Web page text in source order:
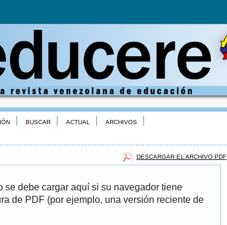
BUSCAR ACTUAL ARCHIVOS
DESCARGAR EL ARCHIVO PDF
se debe cargar aquí si su navegador tiene
de PDF (por ejemplo, una versión reciente de